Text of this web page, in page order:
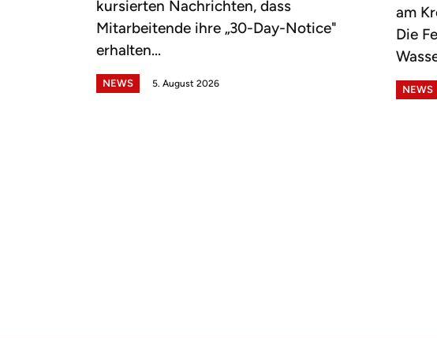
kursierten Nachrichten, dass
Mitarbeitende ihre „30-Day-Notice"
erhalten...
NEWS 5. August 2026
am
Die
NEWS